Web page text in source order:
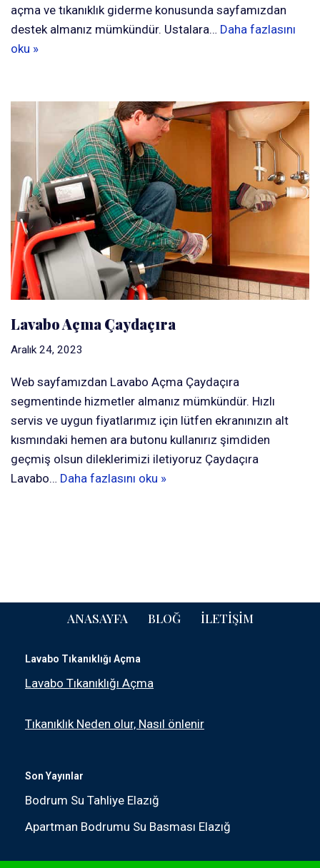
açma ve tıkanıklık giderme konusunda sayfamızdan
destek almanız mümkündür. Ustalara… Daha fazlasını
oku »
Lavabo Açma Çaydaçıra
Aralık 24, 2023
Web sayfamızdan Lavabo Açma Çaydaçıra
segmentinde hizmetler almanız mümkündür. Hızlı
servis ve uygun fiyatlarımız için lütfen ekranınızın alt
kısmındaki hemen ara butonu kullanırız şimdiden
geçmiş olsun dileklerimizi iletiyoruz Çaydaçıra
Lavabo… Daha fazlasını oku »
ANASAYFA BLOĞ İLETIŞIM
Lavabo Tıkanıklığı Açma
Lavabo Tıkanıklığı Açma
Tıkanıklık Neden olur, Nasıl önlenir
Son Yayınlar
Bodrum Su Tahliye Elazığ
Apartman Bodrumu Su Basması Elazığ